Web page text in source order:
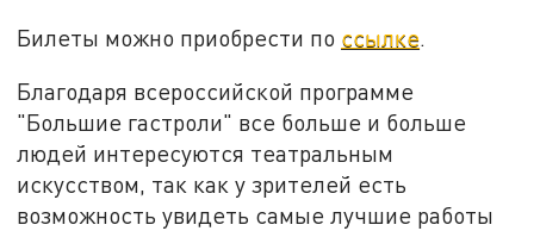
Билеты можно приобрести по ссылке
Благодаря всероссийской программе
"Большие гастроли" все больше и больше
людей интересуются театральным
искусством, так как у зрителей есть
возможность увидеть самые лучшие работы